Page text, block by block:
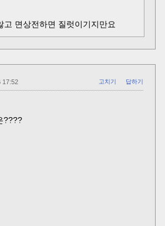
고 면상전하면 질럿이기지만요
17:52 고치기 답하기
????